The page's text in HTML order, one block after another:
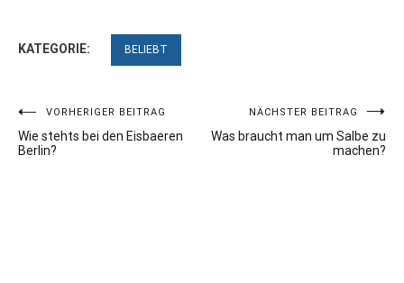
KATEGORIE: BELIEBT
Beitragsnavigation
VORHERIGER BEITRAG
Wie stehts bei den Eisbaeren
Berlin?
NÄCHSTER BEITRAG
Was braucht man um Salbe zu
machen?